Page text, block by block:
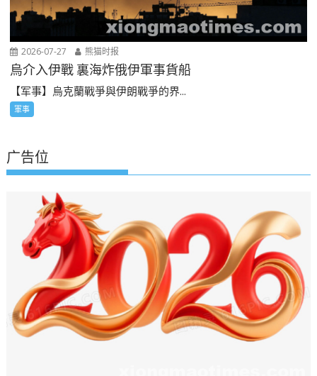
2026-07-27 熊猫时报
烏介入伊戰 裏海炸俄伊軍事貨船
【军事】烏克蘭戰爭與伊朗戰爭的界...
軍事
广告位